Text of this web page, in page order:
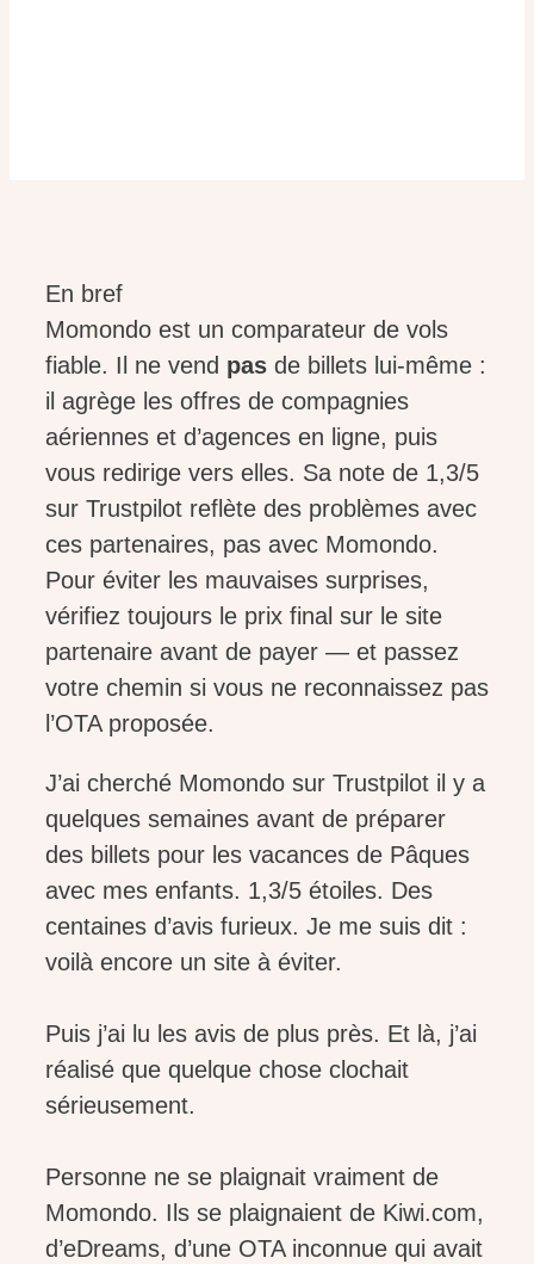
En bref
Momondo est un comparateur de vols
fiable. Il ne vend pas de billets lui-même :
il agrège les offres de compagnies
aériennes et d’agences en ligne, puis
vous redirige vers elles. Sa note de 1,3/5
sur Trustpilot reflète des problèmes avec
ces partenaires, pas avec Momondo.
Pour éviter les mauvaises surprises,
vérifiez toujours le prix final sur le site
partenaire avant de payer — et passez
votre chemin si vous ne reconnaissez pas
l’OTA proposée.
J’ai cherché Momondo sur Trustpilot il y a
quelques semaines avant de préparer
des billets pour les vacances de Pâques
avec mes enfants. 1,3/5 étoiles. Des
centaines d’avis furieux. Je me suis dit :
voilà encore un site à éviter.
Puis j’ai lu les avis de plus près. Et là, j’ai
réalisé que quelque chose clochait
sérieusement.
Personne ne se plaignait vraiment de
Momondo. Ils se plaignaient de Kiwi.com,
d’eDreams, d’une OTA inconnue qui avait